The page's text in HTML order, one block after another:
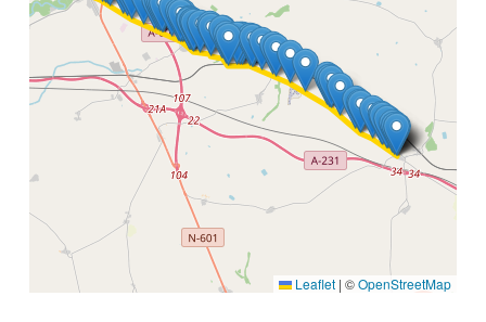
Leaflet | ©OpenStreetMap